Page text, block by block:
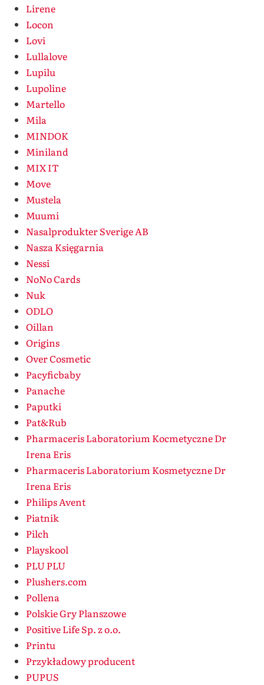
Lirene
Locon
Lovi
Lullalove
Lupilu
Lupoline
Martello
Mila
MINDOK
Miniland
MIX IT
Move
Mustela
Muumi
Nasalprodukter Sverige AB
Nasza Księgarnia
Nessi
NoNo Cards
Nuk
ODLO
Oillan
Origins
Over Cosmetic
Pacyficbaby
Panache
Paputki
Pat&Rub
Pharmaceris Laboratorium Kocmetyczne Dr
Irena Eris
Pharmaceris Laboratorium Kosmetyczne Dr
Irena Eris
Philips Avent
Piatnik
Pilch
Playskool
PLU PLU
Plushers.com
Pollena
Polskie Gry Planszowe
Positive Life Sp. z o.o.
Printu
Przykładowy producent
PUPUS